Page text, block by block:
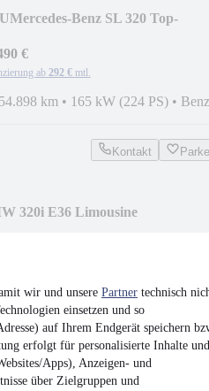
wir und unsere Partner technisch
einsetzen und so
auf Ihrem Endgerät speichern
erfolgt für personalisierte Inhalte und
Apps), Anzeigen- und
über Zielgruppen und
Mercedes-Benz SL 320 Top-
€
ab 292 € mtl.
km • 165 kW (224 PS) •
Kontakt
320i E36 Limousine
km• 110 kW (150 PS)•
Kontakt